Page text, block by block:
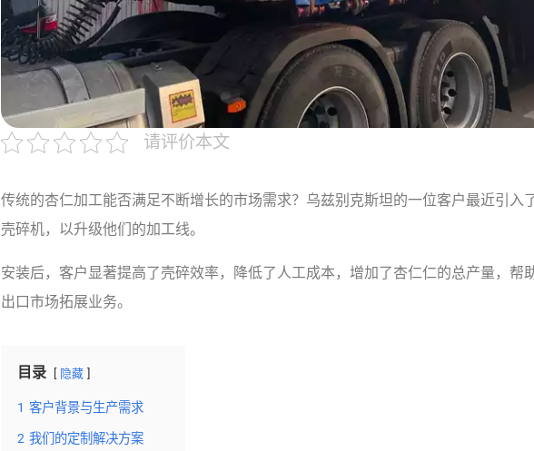
请评价本文
传统的杏仁加工能否满足不断增长的市场需求？乌兹别克斯坦的一位客户最近引入
壳碎机，以升级他们的加工线。
安装后，客户显著提高了壳碎效率，降低了人工成本，增加了杏仁仁的总产量，帮
出口市场拓展业务。
目录 隐藏
1 客户背景与生产需求
2 我们的定制解决方案